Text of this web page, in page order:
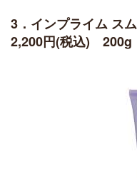
3．インプライム ス
2,200円(税込) 200g